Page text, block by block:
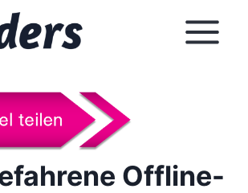
Offline-